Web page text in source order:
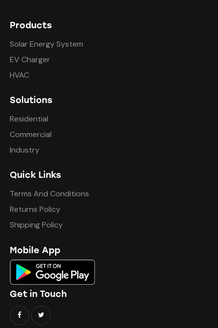
Products
Solar Energy System
EV Charger
HVAC
Solutions
Residential
Commercial
Industry
Quick Links
Terms And Conditions
Returns Policy
Shipping Policy
Mobile App
Get in Touch